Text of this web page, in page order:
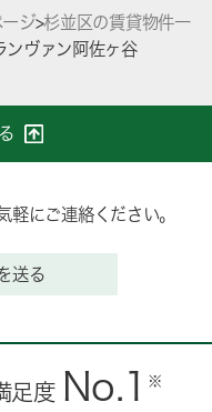
ジ>杉並区の賃貸物件一
ンヴァン阿佐ヶ谷
軽にご連絡ください。
送る
足度 No.1 ※